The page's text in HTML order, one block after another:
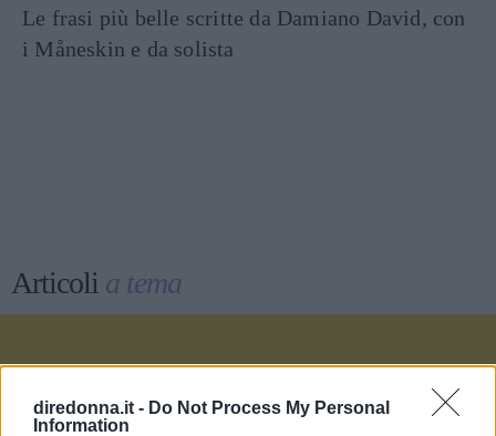
diredonna.it - Do Not Process My Personal
Information
Le frasi più belle scritte da Damiano David, con
i Måneskin e da solista
Articoli a tema